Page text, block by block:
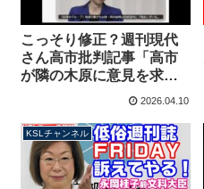
こっそり修正？週刊現代
さん高市批判記事「高市
が隣の木原に意見を求め
ることはなかった」→隣
臣【KSL-Live!】
2026.04.10
KSLチャンネル